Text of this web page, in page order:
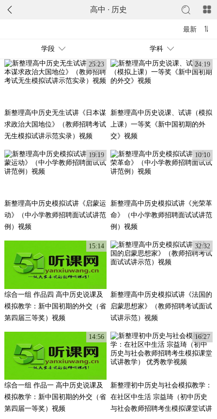
高中 · 历史
最新
学段 学科
25:23
新整理高中历史无生试讲《日本谋
求政治大国地位》（教师招聘考试
无生模拟试讲示范实录）视频
24:19
新整理高中历史说课、试讲（模拟
上课）一等奖《新中国初期的外
交》视频
19:19
新整理高中历史模拟试讲《启蒙运
动》（中小学教师招聘面试试讲范
例）视频
10:10
新整理高中历史模拟试讲《光荣革
命》（中小学教师招聘面试试讲范
例）视频
15:14
综合一组 作品四 高中历史说课及
模拟教学：新中国初期的外交（省
第四届三等奖）视频
32:32
新整理高中历史模拟试讲《法国的
启蒙思想家》（教师招聘考试面试
试讲示范）视频
14:56
综合一组 作品一 高中历史说课及
模拟教学：新中国初期的外交（省
第四届一等奖）视频
16:27
新整理初中历史与社会模拟教学：
在社区中生活 宗益琦（初中历史
与社会教师招聘考生模拟课堂试讲